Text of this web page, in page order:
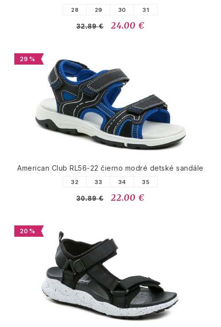
28 29 30 31
32.89 € 24.00 €
29 %
American Club RL56-22 čierno modré detské sandále
32 33 34 35
30.89 € 22.00 €
20 %